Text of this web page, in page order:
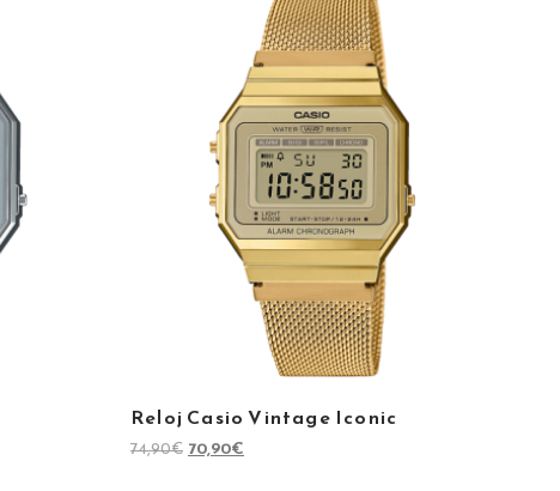
Reloj Casio Vintage Iconic
74,90€ 70,90€